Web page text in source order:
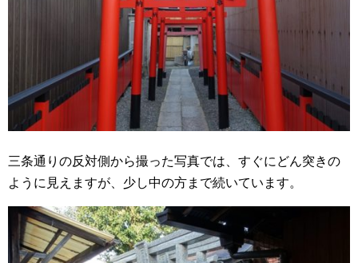
三条通りの反対側から撮った写真では、すぐにどん突きの
ように見えますが、少し中の方まで続いています。